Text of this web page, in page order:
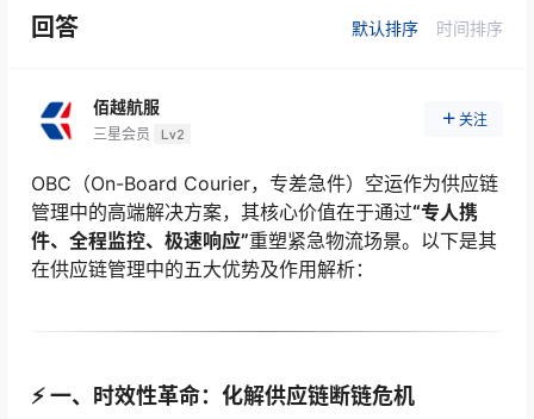
回答 默认排序 时间排序
佰越航服
三星会员 Lv2
关注
OBC（On-Board Courier，专差急件）空运作为供应链
管理中的高端解决方案，其核心价值在于通过“专人携
件、全程监控、极速响应”重塑紧急物流场景。以下是其
在供应链管理中的五大优势及作用解析：
⚡ 一、 时效性革命：化解供应链断链危机